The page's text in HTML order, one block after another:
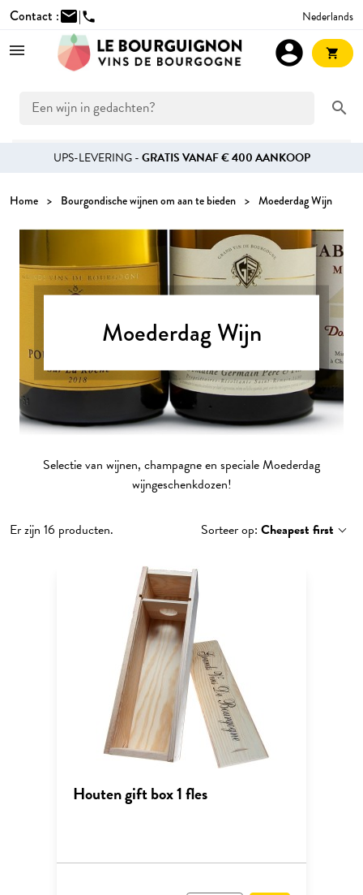
Contact :mail|phone Nederlands
search
account_circle shopping_cart
UPS-LEVERING -GRATIS VANAF € 400 AANKOOP
Home Bourgondische wijnen om aan te bieden Moederdag Wijn
Moederdag Wijn
Selectie van wijnen, champagne en speciale Moederdag
wijngeschenkdozen!
Er zijn 16 producten. Sorteer op: Cheapest first
Houten gift box 1 fles